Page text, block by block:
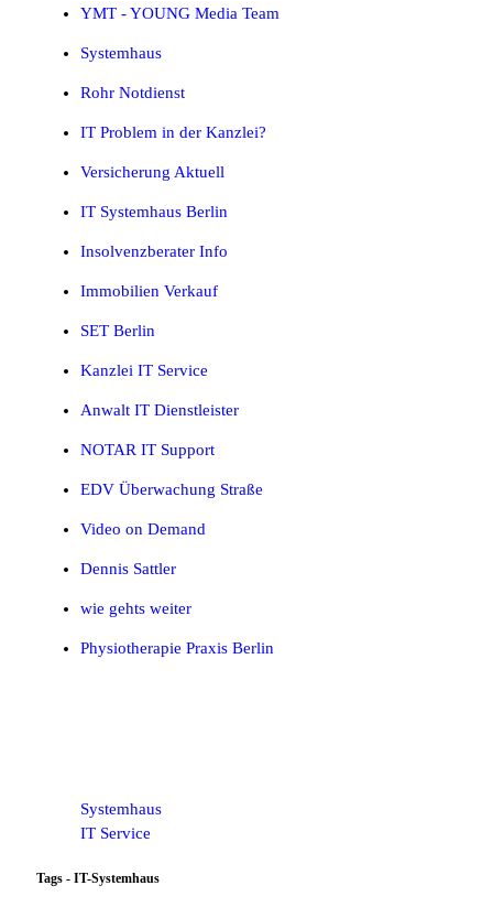
YMT - YOUNG Media Team
Systemhaus
Rohr Notdienst
IT Problem in der Kanzlei?
Versicherung Aktuell
IT Systemhaus Berlin
Insolvenzberater Info
Immobilien Verkauf
SET Berlin
Kanzlei IT Service
Anwalt IT Dienstleister
NOTAR IT Support
EDV Überwachung Straße
Video on Demand
Dennis Sattler
wie gehts weiter
Physiotherapie Praxis Berlin
Systemhaus
IT Service
Tags - IT-Systemhaus